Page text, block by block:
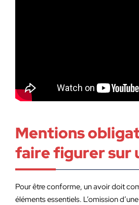
Mentions
faire figurer sur
Pour être conforme, un avoir doit
éléments essentiels. L’omission